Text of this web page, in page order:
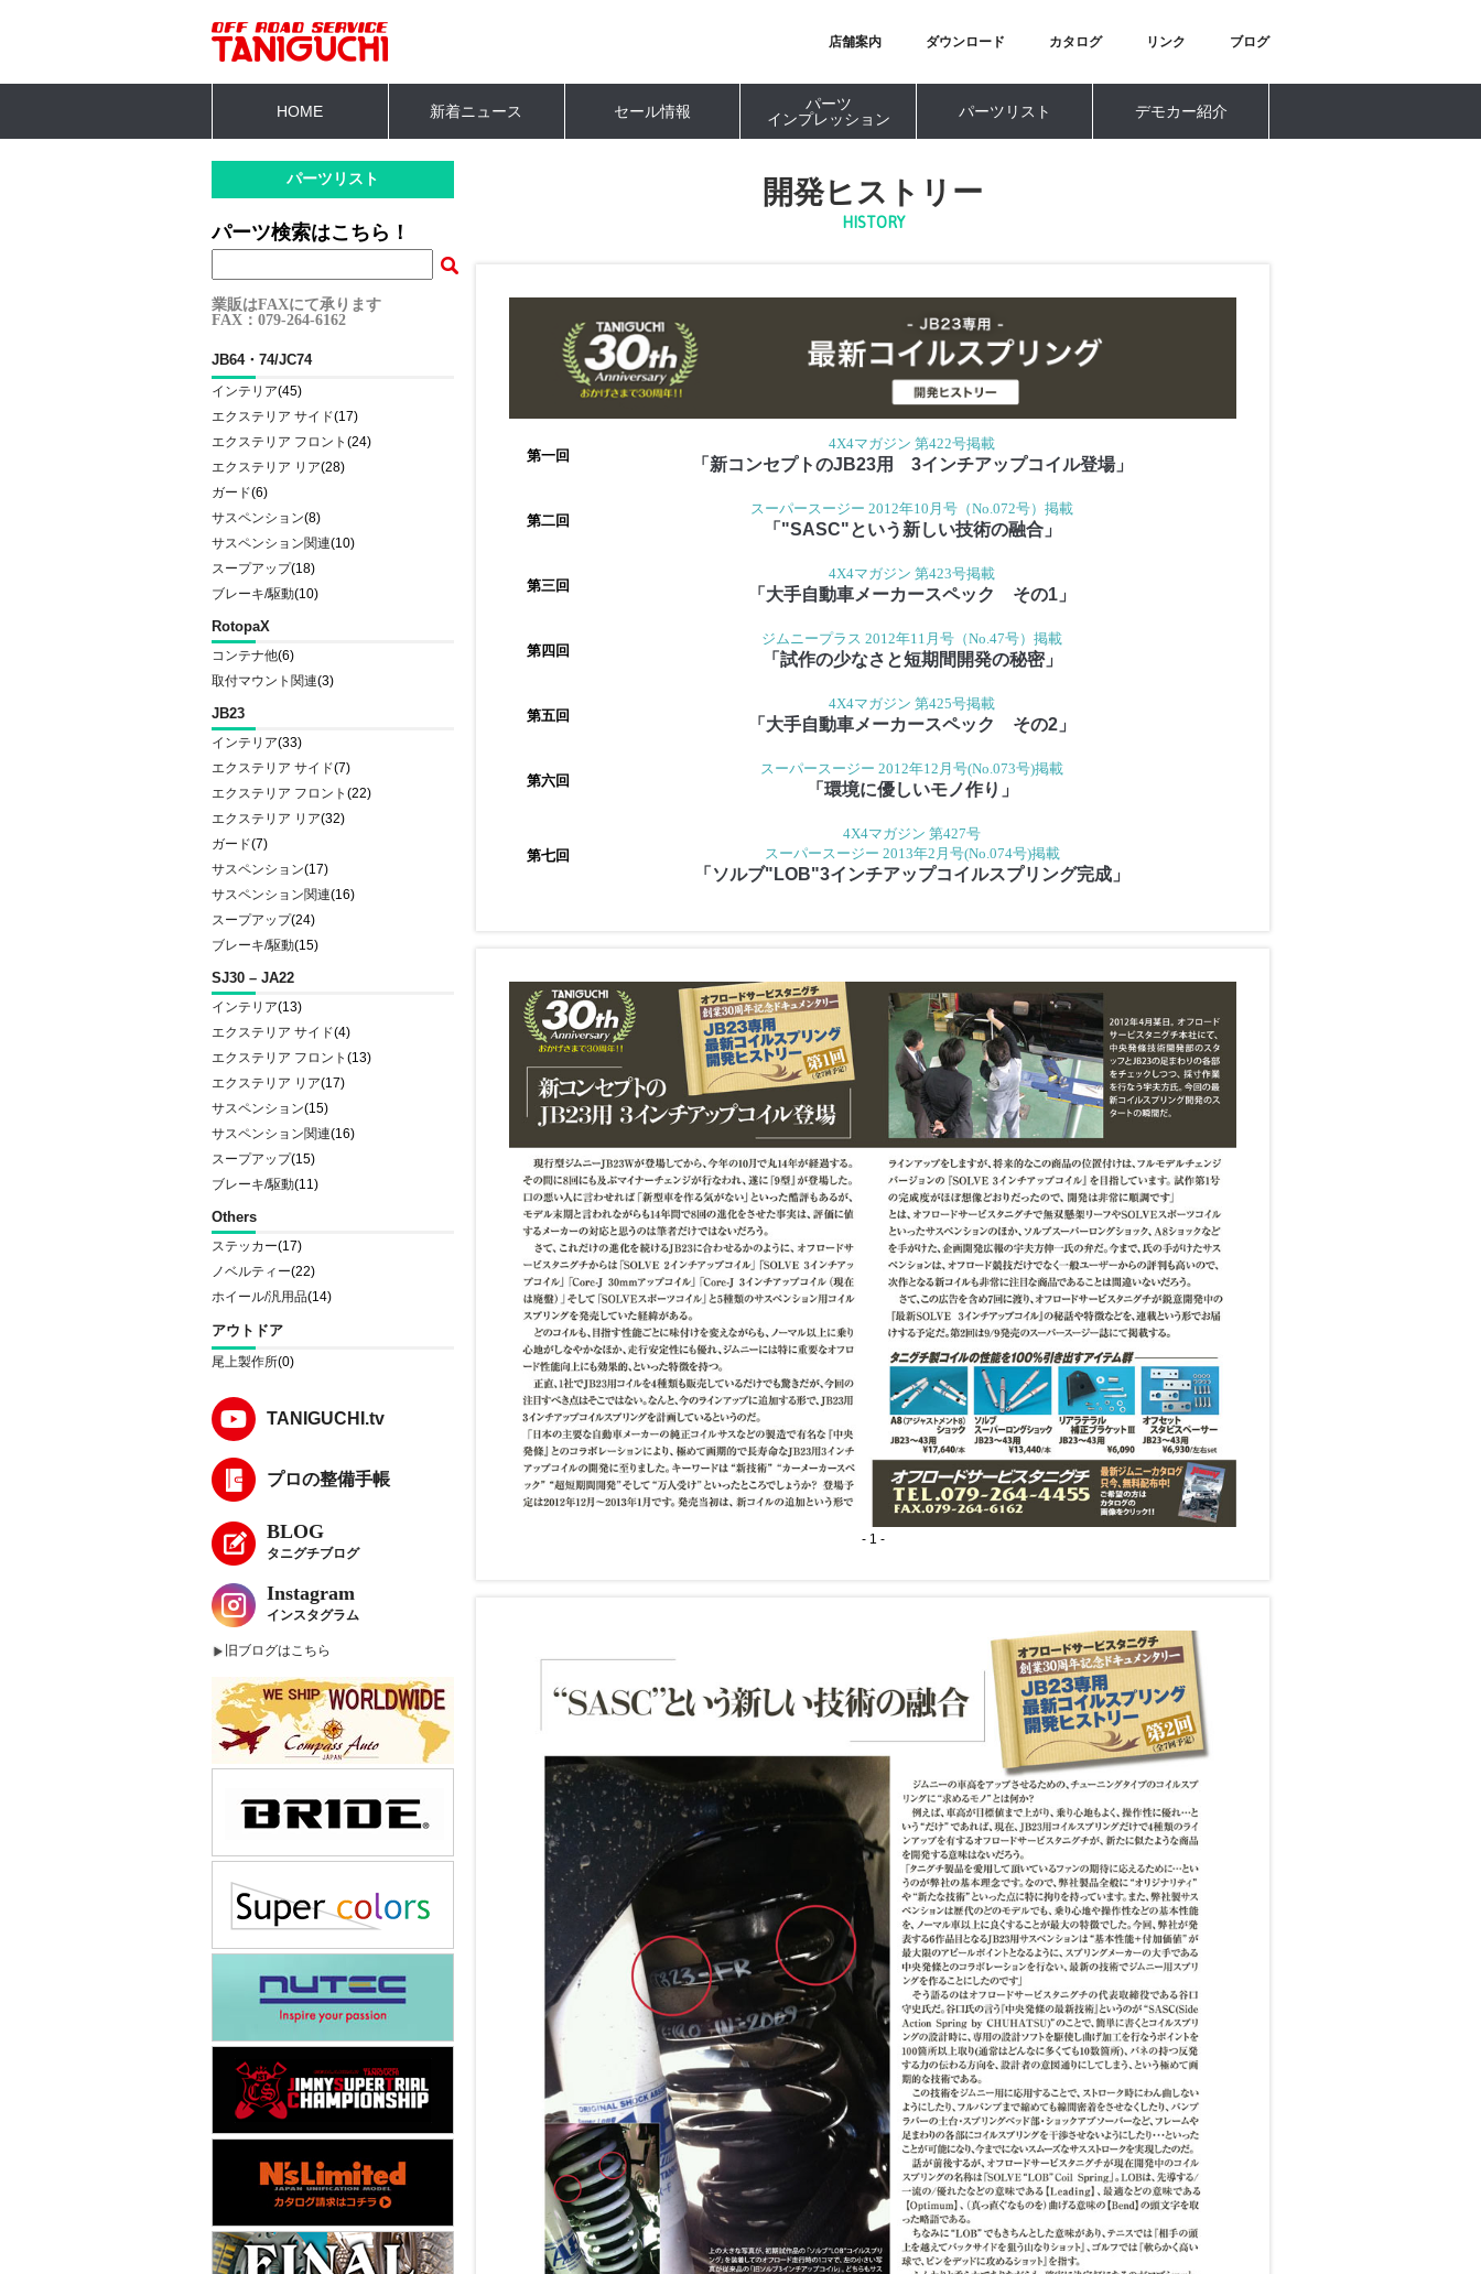
店舗案内 ダウンロード カタログ リンク ブログ
HOME 新着ニュース セール情報
パーツ
インプレッション
パーツリスト デモカー紹介
パーツリスト
パーツ検索はこちら！
業販はFAXにて承ります
FAX：079-264-6162
JB64・74/JC74
インテリア(45)
エクステリア サイド(17)
エクステリア フロント (24)
エクステリア リア(28)
ガード(6)
サスペンション(8)
サスペンション関連(10)
スープアップ(18)
ブレーキ/駆動(10)
RotopaX
コンテナ他(6)
取付マウント関連(3)
JB23
インテリア(33)
エクステリア サイド(7)
エクステリア フロント (22)
エクステリア リア(32)
ガード(7)
サスペンション(17)
サスペンション関連(16)
スープアップ(24)
ブレーキ/駆動(15)
SJ30 – JA22
インテリア(13)
エクステリア サイド(4)
エクステリア フロント (13)
エクステリア リア(17)
サスペンション(15)
サスペンション関連(16)
スープアップ(15)
ブレーキ/駆動(11)
Others
ステッカー(17)
ノベルティー(22)
ホイール/汎用品(14)
アウトドア
尾上製作所(0)
TANIGUCHI.tv
プロの整備手帳
BLOG
タニグチブログ
Instagram
インスタグラム
旧ブログはこちら
開発ヒストリー
HISTORY
第一回
4X4マガジン 第422号掲載
「新コンセプトのJB23用 3インチアップコイル登場」
第二回
スーパースージー 2012年10月号（No.072号）掲載
「"SASC"という新しい技術の融合」
第三回
4X4マガジン 第423号掲載
「大手自動車メーカースペック その1」
第四回
ジムニープラス 2012年11月号（No.47号）掲載
「試作の少なさと短期間開発の秘密」
第五回
4X4マガジン 第425号掲載
「大手自動車メーカースペック その2」
第六回
スーパースージー 2012年12月号(No.073号)掲載
「環境に優しいモノ作り」
第七回
4X4マガジン 第427号
スーパースージー 2013年2月号(No.074号)掲載
「ソルブ"LOB"3インチアップコイルスプリング完成」
- 1 -